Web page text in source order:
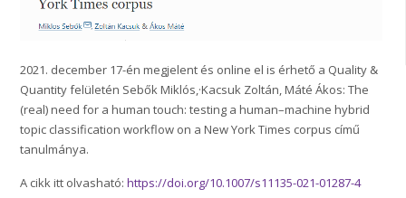
2021. december 17-én megjelent és online el is érhető a Quality &
Quantity felületén Sebők Miklós,·Kacsuk Zoltán, Máté Ákos: The
(real) need for a human touch: testing a human–machine hybrid
topic classification workflow on a New York Times corpus című
tanulmánya.
A cikk itt olvasható:https://doi.org/10.1007/s11135-021-01287-4